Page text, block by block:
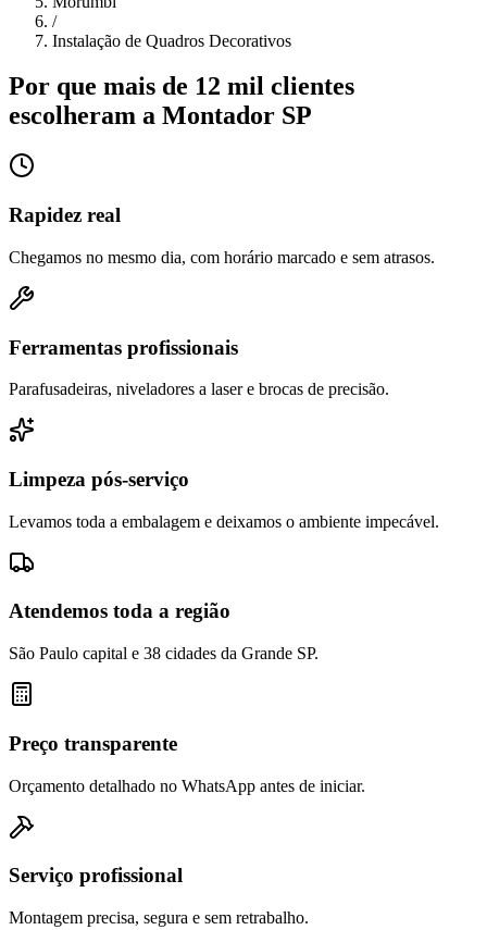
/
Instalação de Quadros Decorativos
Por que mais de 12 mil clientes
escolheram a Montador SP
Rapidez real
Chegamos no mesmo dia, com horário marcado e sem atrasos.
Ferramentas profissionais
Parafusadeiras, niveladores a laser e brocas de precisão.
Limpeza pós-serviço
Levamos toda a embalagem e deixamos o ambiente impecável.
Atendemos toda a região
São Paulo capital e 38 cidades da Grande SP.
Preço transparente
Orçamento detalhado no WhatsApp antes de iniciar.
Serviço profissional
Montagem precisa, segura e sem retrabalho.